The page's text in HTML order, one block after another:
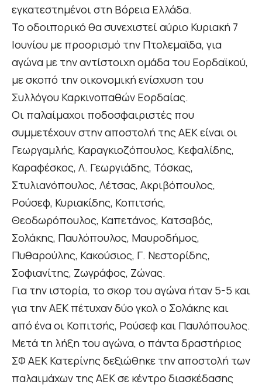
εγκατεστημένοι στη Βόρεια Ελλάδα.
Το οδοιπορικό θα συνεχιστεί αύριο Κυριακή 7
Ιουνίου με προορισμό την Πτολεμαϊδα, για
αγώνα με την αντίστοιχη ομάδα του Εορδαϊκού,
με σκοπό την οικονομική ενίσχυση του
Συλλόγου Καρκινοπαθών Εορδαίας.
Οι παλαίμαχοι ποδοσφαιριστές που
συμμετέχουν στην αποστολή της ΑΕΚ είναι οι
Γεωργαμλής, Καραγκιοζόπουλος, Κεφαλίδης,
Καραφέσκος, Λ. Γεωργιάδης, Τόσκας,
Στυλιανόπουλος, Λέτσας, Ακριβόπουλος,
Ρούσεφ, Κυριακίδης, Κοπιτσής,
Θεοδωρόπουλος, Καπετάνος, Κατσαβός,
Σολάκης, Παυλόπουλος, Μαυροδήμος,
Πυθαρούλης, Κακούσιος, Γ. Νεστορίδης,
Σοφιανίτης, Ζωγράφος, Ζώνας.
Για την ιστορία, το σκορ του αγώνα ήταν 5-5 και
για την ΑΕΚ πέτυχαν δύο γκολ ο Σολάκης και
από ένα οι Κοπιτσής, Ρούσεφ και Παυλόπουλος.
Μετά τη λήξη του αγώνα, ο πάντα δραστήριος
ΣΦ ΑΕΚ Κατερίνης δεξιώθηκε την αποστολή των
παλαιμάχων της ΑΕΚ σε κέντρο διασκέδασης